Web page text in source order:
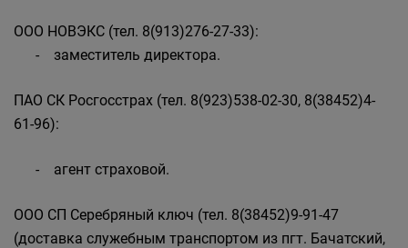
ООО НОВЭКС (тел. 8(913)276-27-33):
- заместитель директора.
ПАО СК Росгосстрах (тел. 8(923)538-02-30, 8(38452)4-
61-96):
- агент страховой.
ООО СП Серебряный ключ (тел. 8(38452)9-91-47
(доставка служебным транспортом из пгт. Бачатский,